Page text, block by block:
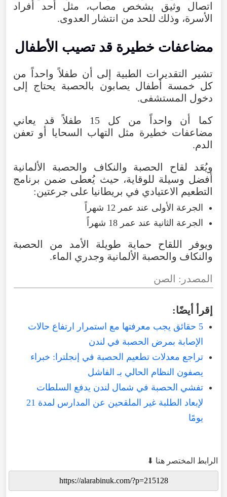
اتصال وثيق بشخص مصاب، مثل أحد أفراد
الأسرة، وذلك للحد من انتشار العدوى.
مضاعفات خطيرة قد تصيب الأطفال
تشير التقديرات الطبية إلى أن طفلاً واحداً من
كل خمسة أطفال يصابون بالحصبة يحتاج إلى
دخول المستشفى.
كما أن واحداً من كل 15 طفلاً قد يعاني
مضاعفات خطيرة مثل التهاب السحايا أو تعفن
الدم.
ويُعَد لقاح الحصبة والنكاف والحصبة الألمانية
أفضل وسيلة للوقاية، حيث يُعطى ضمن برنامج
التطعيم الاعتيادي في بريطانيا على جرعتين:
الجرعة الأولى عند عمر 12 شهراً
الجرعة الثانية عند عمر 18 شهراً
ويوفر اللقاح حماية طويلة الأمد من الحصبة
والنكاف والحصبة الألمانية وجدري الماء.
المصدر: الصن
إقرأ أيضًا:
5 حقائق يجب معرفتها مع استمرار ارتفاع حالات
الإصابة بمرض الحصبة في لندن
تراجع معدلات تطعيم الحصبة في إنجلترا: خبراء
يصفون النظام الحالي بـ الفاشل
تفشي الحصبة في شمال لندن يدفع السلطات
لإبعاد الطلبة غير الملقحين عن المدارس لمدة 21
يومًا
الرابط المختصر هنا ⬇